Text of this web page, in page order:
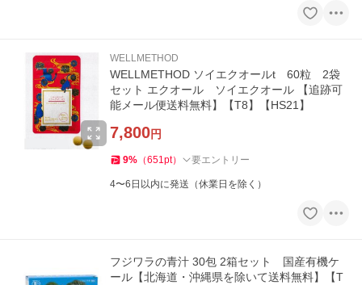
WELLMETHOD
WELLMETHOD ソイエクオールt 60粒 2袋
セット エクオール ソイエクオール 【追跡可
能メール便送料無料】【T8】【HS21】
7,800円
9% （651pt） 要エントリー
4〜6日以内に発送（休業日を除く）
フジワラの青汁 30包 2箱セット 国産有機ケ
ール【北海道・沖縄県を除いて送料無料】【T